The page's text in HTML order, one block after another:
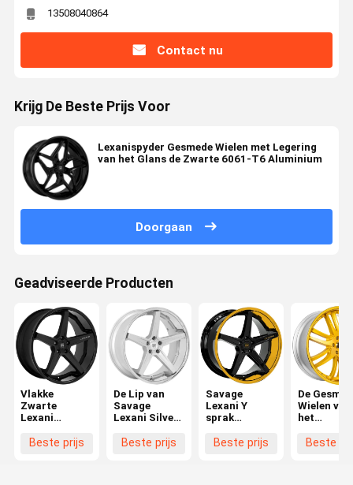
13508040864
Contact nu
Krijg De Beste Prijs Voor
Lexanispyder Gesmede Wielen met Legering
van het Glans de Zwarte 6061-T6 Aluminium
Doorgaan
Geadviseerde Producten
Vlakke
Zwarte
Lexani
Wielen
Beste prijs
De Lip van
Savage
Lexani Silver
Chrome
Beste prijs
Savage
Lexani Y
sprak
Beste prijs
De
Wielen van
het
2PC met
Beste